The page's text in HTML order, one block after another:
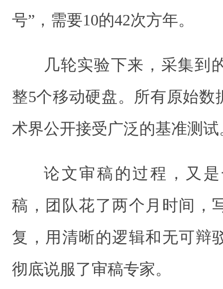
号”，需要10的42次方年。
几轮实验下来，采集到
整5个移动硬盘。所有原始数
术界公开接受广泛的基准测试
论文审稿的过程，又
稿，团队花了两个月时间，
复，用清晰的逻辑和无可辩
彻底说服了审稿专家。